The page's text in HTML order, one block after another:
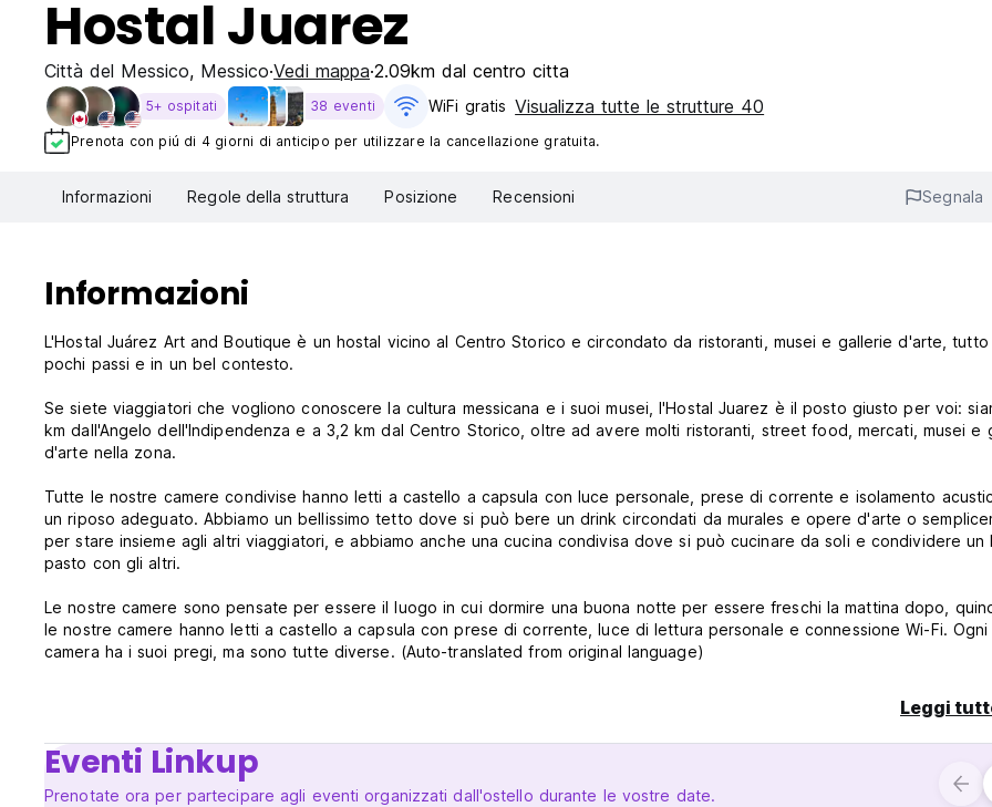
Hostal Juarez
Città del Messico, Messico Vedi mappa 2.09km dal centro citta
5+ ospitati 38 eventi WiFi gratis Visualizza tutte le strutture 40
Prenota con piú di 4 giorni di anticipo per utilizzare la cancellazione gratuita.
Informazioni Regole della struttura Posizione Recensioni Segnala
Informazioni
L'Hostal Juárez Art and Boutique è un hostal vicino al Centro Storico e circondato da ristoranti, musei e gallerie d'arte, tutto
pochi passi e in un bel contesto.
Se siete viaggiatori che vogliono conoscere la cultura messicana e i suoi musei, l'Hostal Juarez è il posto giusto per voi:
km dall'Angelo dell'Indipendenza e a 3,2 km dal Centro Storico, oltre ad avere molti ristoranti, street food, mercati, musei e
d'arte nella zona.
Tutte le nostre camere condivise hanno letti a castello a capsula con luce personale, prese di corrente e isolamento
un riposo adeguato. Abbiamo un bellissimo tetto dove si può bere un drink circondati da murales e opere d'arte o
per stare insieme agli altri viaggiatori, e abbiamo anche una cucina condivisa dove si può cucinare da soli e condividere un
pasto con gli altri.
Le nostre camere sono pensate per essere il luogo in cui dormire una buona notte per essere freschi la mattina dopo,
le nostre camere hanno letti a castello a capsula con prese di corrente, luce di lettura personale e connessione Wi-Fi. Ogni
camera ha i suoi pregi, ma sono tutte diverse. (Auto-translated from original language)
Leggi
Eventi Linkup
Prenotate ora per partecipare agli eventi organizzati dall'ostello durante le vostre date.